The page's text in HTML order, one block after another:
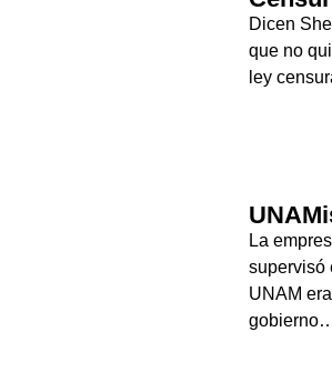
Dicen
que no
ley
La
supervisó
UNAM